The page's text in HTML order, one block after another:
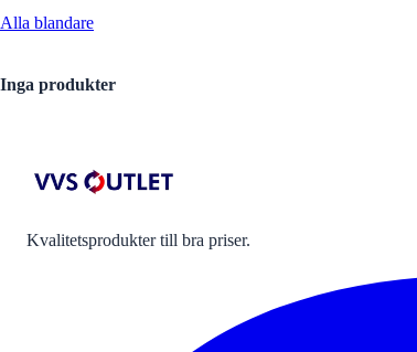
Alla blandare
Inga produkter
Kvalitetsprodukter till bra priser.